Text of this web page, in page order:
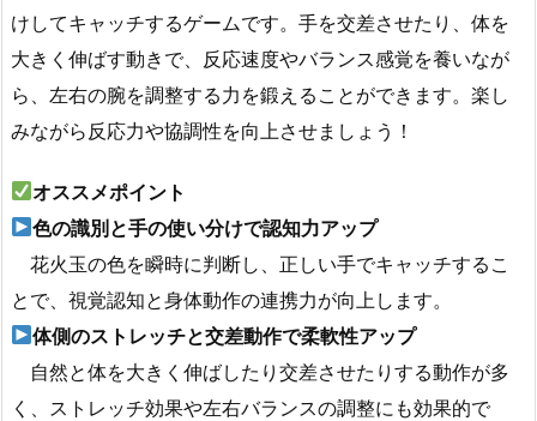
けしてキャッチするゲームです。手を交差させたり、体を
大きく伸ばす動きで、反応速度やバランス感覚を養いなが
ら、左右の腕を調整する力を鍛えることができます。楽し
みながら反応力や協調性を向上させましょう！
オススメポイント
色の識別と手の使い分けで認知力アップ
花火玉の色を瞬時に判断し、正しい手でキャッチするこ
とで、視覚認知と身体動作の連携力が向上します。
体側のストレッチと交差動作で柔軟性アップ
自然と体を大きく伸ばしたり交差させたりする動作が多
く、ストレッチ効果や左右バランスの調整にも効果的で